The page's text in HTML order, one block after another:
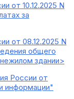
от 10.12.2025 N
за
от 08.12.2025 N
общего
здании>
России от
информации"